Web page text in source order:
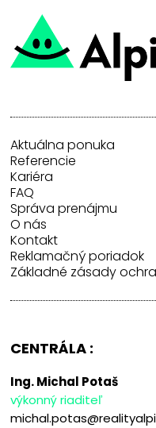
Aktuálna ponuka
Referencie
Kariéra
FAQ
Správa prenájmu
O nás
Kontakt
Reklamačný poriadok
Základné zásady
CENTRÁLA :
Ing. Michal Potaš
výkonný riaditeľ